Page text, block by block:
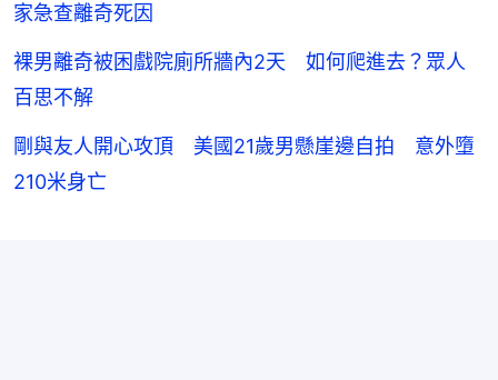
家急查離奇死因
裸男離奇被困戲院廁所牆內2天 如何爬進去？眾人
百思不解
剛與友人開心攻頂 美國21歲男懸崖邊自拍 意外墮
210米身亡